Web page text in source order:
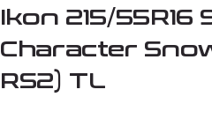
Ikon 215/55R16
Character
RS2) TL